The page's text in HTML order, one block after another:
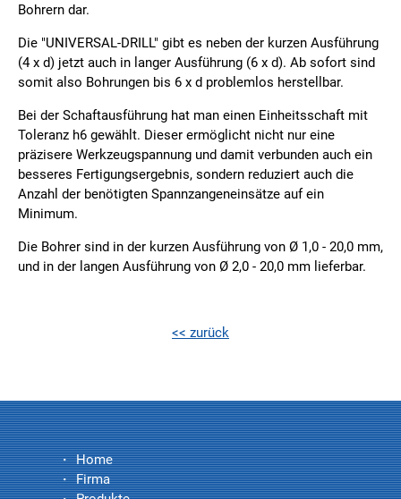
Bohrern dar.
Die "UNIVERSAL-DRILL" gibt es neben der kurzen Ausführung
(4 x d) jetzt auch in langer Ausführung (6 x d). Ab sofort sind
somit also Bohrungen bis 6 x d problemlos herstellbar.
Bei der Schaftausführung hat man einen Einheitsschaft mit
Toleranz h6 gewählt. Dieser ermöglicht nicht nur eine
präzisere Werkzeugspannung und damit verbunden auch ein
besseres Fertigungsergebnis, sondern reduziert auch die
Anzahl der benötigten Spannzangeneinsätze auf ein
Minimum.
Die Bohrer sind in der kurzen Ausführung von Ø 1,0 - 20,0 mm,
und in der langen Ausführung von Ø 2,0 - 20,0 mm lieferbar.
<< zurück
Home
Firma